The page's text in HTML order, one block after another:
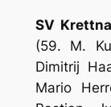
SV
(59. M.
Dimitrij
Mario